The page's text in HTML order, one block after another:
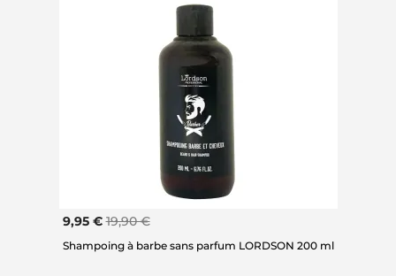
9,95 €19,90 €
Shampoing à barbe sans parfum LORDSON 200 ml